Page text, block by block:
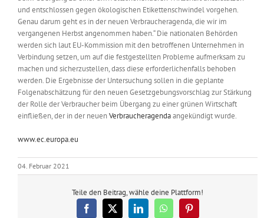
und entschlossen gegen ökologischen Etikettenschwindel vorgehen.
Genau darum geht es in der neuen Verbraucheragenda, die wir im
vergangenen Herbst angenommen haben.“ Die nationalen Behörden
werden sich laut EU-Kommission mit den betroffenen Unternehmen in
Verbindung setzen, um auf die festgestellten Probleme aufmerksam zu
machen und sicherzustellen, dass diese erforderlichenfalls behoben
werden. Die Ergebnisse der Untersuchung sollen in die geplante
Folgenabschätzung für den neuen Gesetzgebungsvorschlag zur Stärkung
der Rolle der Verbraucher beim Übergang zu einer grünen Wirtschaft
einfließen, der in der neuenVerbraucheragendaangekündigt wurde.
www.ec.europa.eu
04. Februar 2021
Teile den Beitrag, wähle deine Plattform!
Facebook
X LinkedInWhatsAppPinterest